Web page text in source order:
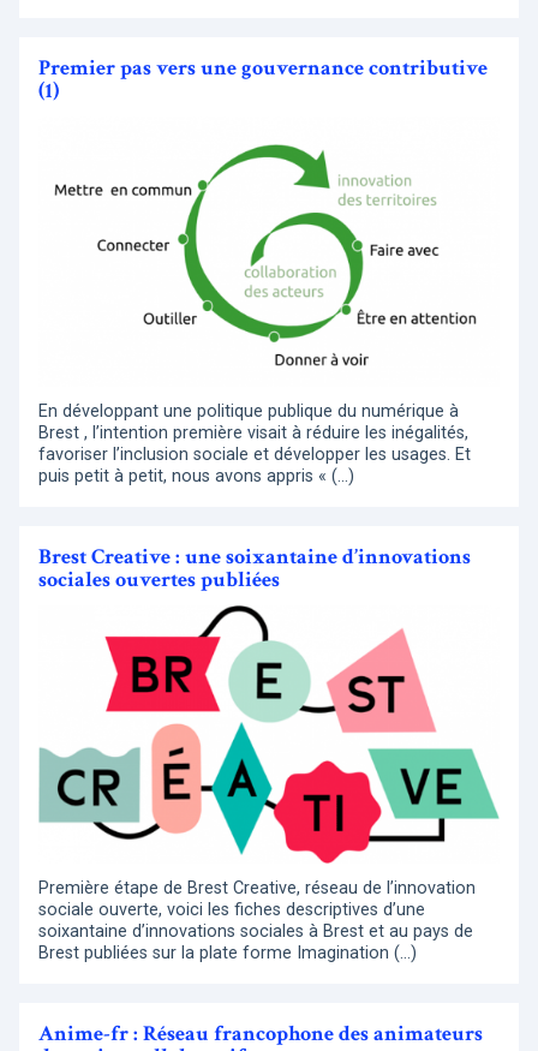
Premier pas vers une gouvernance contributive
(1)
En développant une politique publique du numérique à
Brest , l’intention première visait à réduire les inégalités,
favoriser l’inclusion sociale et développer les usages. Et
puis petit à petit, nous avons appris « (…)
Brest Creative : une soixantaine d’innovations
sociales ouvertes publiées
Première étape de Brest Creative, réseau de l’innovation
sociale ouverte, voici les fiches descriptives d’une
soixantaine d’innovations sociales à Brest et au pays de
Brest publiées sur la plate forme Imagination (…)
Anime-fr : Réseau francophone des animateurs